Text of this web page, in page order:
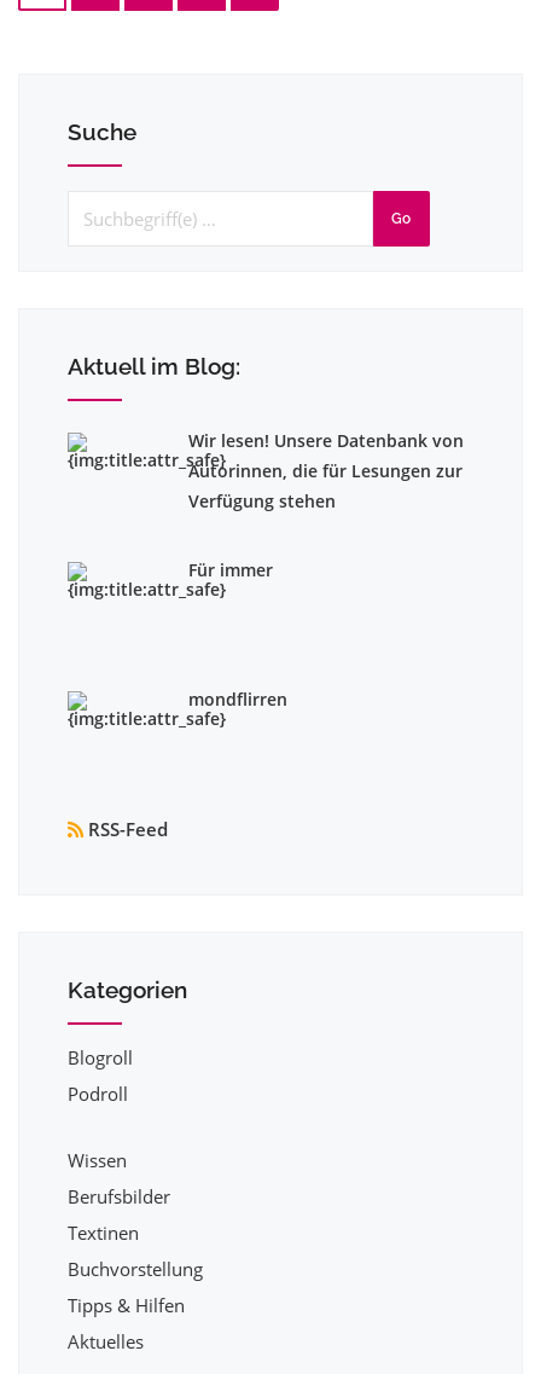
Suche
Go
Aktuell im Blog:
Wir lesen! Unsere Datenbank von
Autorinnen, die für Lesungen zur
Verfügung stehen
Für immer
mondflirren
RSS-Feed
Kategorien
Blogroll
Podroll
Wissen
Berufsbilder
Textinen
Buchvorstellung
Tipps & Hilfen
Aktuelles